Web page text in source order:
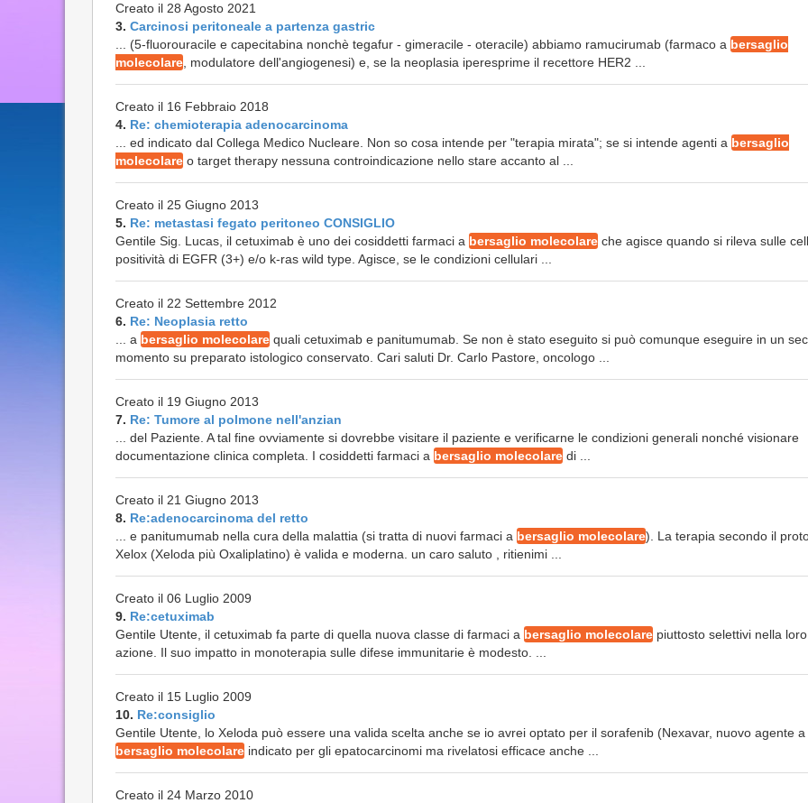
Creato il 28 Agosto 2021
3. Carcinosi peritoneale a partenza gastric
... (5-fluorouracile e capecitabina nonchè tegafur - gimeracile - oteracile) abbiamo ramucirumab (farmaco a bersaglio
molecolare , modulatore dell'angiogenesi) e, se la neoplasia iperesprime il recettore HER2 ...
Creato il 16 Febbraio 2018
4. Re: chemioterapia adenocarcinoma
... ed indicato dal Collega Medico Nucleare. Non so cosa intende per "terapia mirata"; se si intende agenti a bersaglio
molecolare o target therapy nessuna controindicazione nello stare accanto al ...
Creato il 25 Giugno 2013
5. Re: metastasi fegato peritoneo CONSIGLIO
Gentile Sig. Lucas, il cetuximab è uno dei cosiddetti farmaci a bersaglio molecolare che agisce quando si rileva sulle
positività di EGFR (3+) e/o k-ras wild type. Agisce, se le condizioni cellulari ...
Creato il 22 Settembre 2012
6. Re: Neoplasia retto
... a bersaglio molecolare quali cetuximab e panitumumab. Se non è stato eseguito si può comunque eseguire in un
momento su preparato istologico conservato. Cari saluti Dr. Carlo Pastore, oncologo ...
Creato il 19 Giugno 2013
7. Re: Tumore al polmone nell'anzian
... del Paziente. A tal fine ovviamente si dovrebbe visitare il paziente e verificarne le condizioni generali nonché visionare
documentazione clinica completa. I cosiddetti farmaci a bersaglio molecolare di ...
Creato il 21 Giugno 2013
8. Re:adenocarcinoma del retto
... e panitumumab nella cura della malattia (si tratta di nuovi farmaci a bersaglio molecolare). La terapia secondo il
Xelox (Xeloda più Oxaliplatino) è valida e moderna. un caro saluto , ritienimi ...
Creato il 06 Luglio 2009
9. Re:cetuximab
Gentile Utente, il cetuximab fa parte di quella nuova classe di farmaci a bersaglio molecolare piuttosto selettivi nella loro
azione. Il suo impatto in monoterapia sulle difese immunitarie è modesto. ...
Creato il 15 Luglio 2009
10. Re:consiglio
Gentile Utente, lo Xeloda può essere una valida scelta anche se io avrei optato per il sorafenib (Nexavar, nuovo agente a
bersaglio molecolare indicato per gli epatocarcinomi ma rivelatosi efficace anche ...
Creato il 24 Marzo 2010